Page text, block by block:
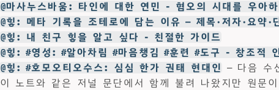
@마사누스바움: 타인에 대한 연민 - 혐오의 시대를 우아
@힣: 메타 기록을 조테로에 담는 이유 — 제목·저자·요약·
@힣: 내 친구 힣을 알고 싶다 - 친절한 가이드
@힣: #영성: #알아차림 #마음챙김 #훈련 #도구 - 창조적
@힣: #호모오티오수스: 심심 한가 권태 현대인 — 다음 수
이 노트와 같은 저널 문단에서 함께 불려 나왔지만 원문